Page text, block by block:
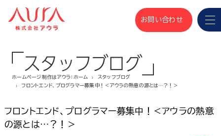
お問い合わせ
スタッフブログ
ホームページ制作はアウラ：ホーム
スタッフブログ
フロントエンド、プログラマー募集中！＜アウラの熱意の源とは…？！＞
フロントエンド、プログラマー募集中！＜アウラの熱意
の源とは…？！＞